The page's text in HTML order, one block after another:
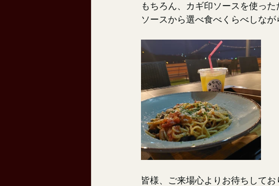
もちろん、カギ印ソースを使っ
ソースから選べ食べくらべしなが
皆様、ご来場心よりお待ちしてお